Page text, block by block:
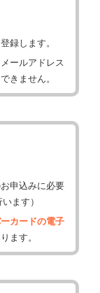
録します。
ールアドレス
きません。
申込みに必要
ます）
カードの電子
ます。